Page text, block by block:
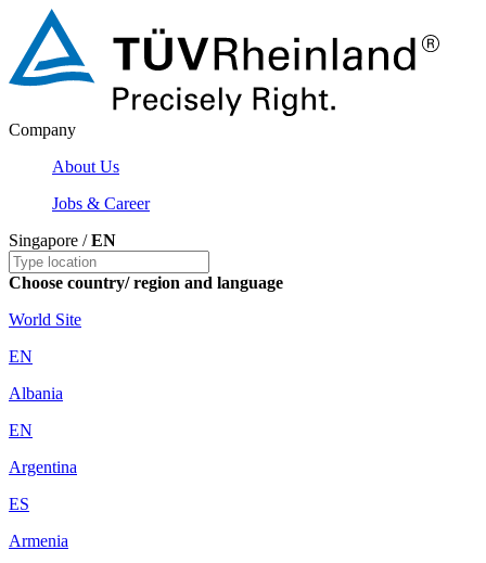
Company
About Us
Jobs & Career
Singapore /EN
Choose country/ region and language
World Site
EN
Albania
EN
Argentina
ES
Armenia